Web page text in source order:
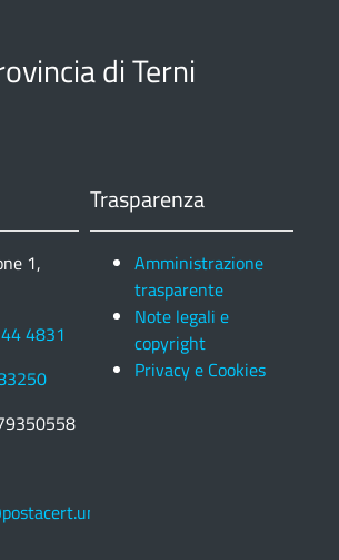
di Terni
1,
4831
Trasparenza
Amministrazione
trasparente
Note legali e
copyright
Privacy e Cookies